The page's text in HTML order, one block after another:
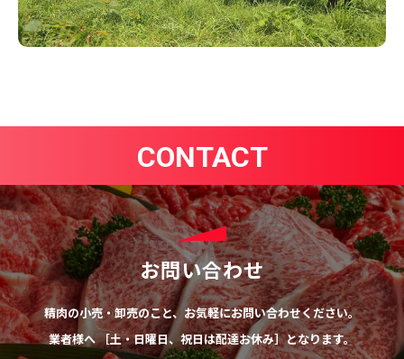
CONTACT
お問い合わせ
精肉の小売・卸売のこと、お気軽にお問い合わせください。
業者様へ ［土・日曜日、祝日は配達お休み］となります。